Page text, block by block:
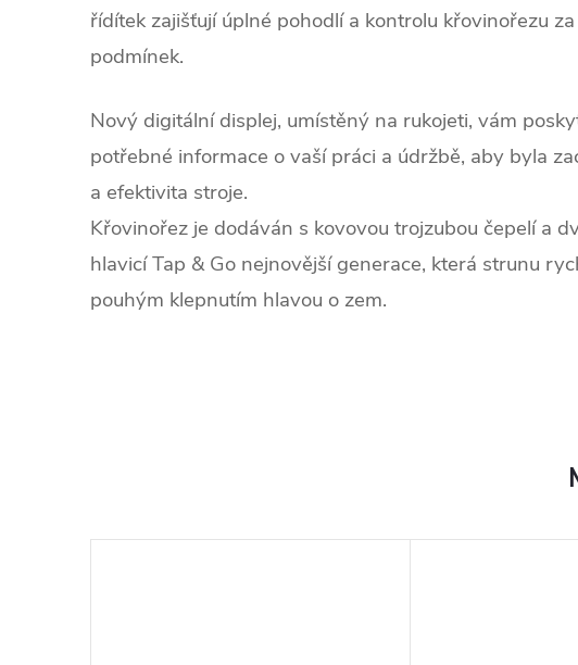
řídítek zajišťují úplné pohodlí a kontrolu křovinořezu
podmínek.
Nový digitální displej, umístěný na rukojeti, vám
potřebné informace o vaší práci a údržbě, aby byla
a efektivita stroje.
Křovinořez je dodáván s kovovou trojzubou čepelí a
hlavicí Tap & Go nejnovější generace, která strunu
pouhým klepnutím hlavou o zem.